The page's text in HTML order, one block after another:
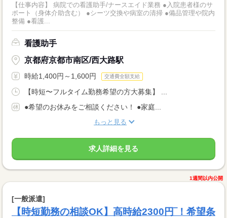
【仕事内容】 病院での看護助手/ナースエイド業務 ●入院患者様のサ
ポート（身体介助含む） ●シーツ交換や病室の清掃 ●備品管理や院内
整備 ●看護...
看護助手
京都府京都市南区/西大路駅
時給1,400円～1,600円 交通費全額支給
【時短〜フルタイム勤務希望の方大募集】 ...
●希望のお休みをご相談ください！ ●家庭...
もっと見る
求人詳細を見る
1週間以内公開
[一般派遣]
【時短勤務の相談OK】高時給2300円‾！希望条